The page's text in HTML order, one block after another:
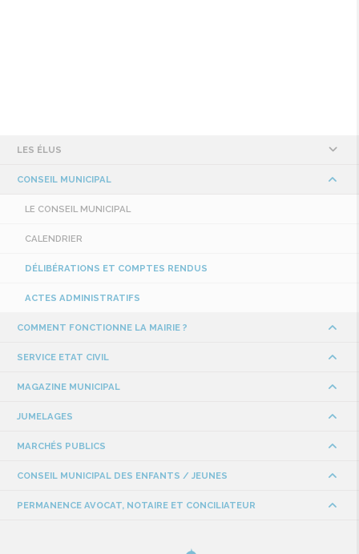
LES ÉLUS
CONSEIL MUNICIPAL
LE CONSEIL MUNICIPAL
CALENDRIER
DÉLIBÉRATIONS ET COMPTES RENDUS
ACTES ADMINISTRATIFS
COMMENT FONCTIONNE LA MAIRIE ?
SERVICE ETAT CIVIL
MAGAZINE MUNICIPAL
JUMELAGES
MARCHÉS PUBLICS
CONSEIL MUNICIPAL DES ENFANTS / JEUNES
PERMANENCE AVOCAT, NOTAIRE ET CONCILIATEUR